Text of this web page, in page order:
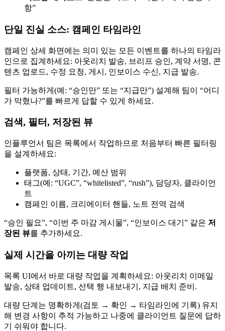
항”
단일 진실 소스: 캠페인 타임라인
캠페인 상세 화면에는 의미 있는 모든 이벤트를 하나의 타임라
인으로 집계하세요: 아웃리치 발송, 브리프 승인, 계약 서명, 콘
텐츠 업로드, 수정 요청, 게시, 인보이스 수신, 지급 발송.
필터 가능하게(예: “승인만” 또는 “지급만”) 설계해 팀이 “어디
가 막혔나?”를 빠르게 답할 수 있게 하세요.
검색, 필터, 저장된 뷰
인플루언서 팀은 목록에서 작업하므로 처음부터 빠른 필터링
을 설계하세요:
플랫폼, 상태, 기간, 예산 범위
태그(예: “UGC”, “whitelisted”, “rush”), 담당자, 클라이언
트
캠페인 이름, 크리에이터 핸들, 노트 전역 검색
“승인 필요”, “이번 주 마감 게시물”, “인보이스 대기” 같은 저
장된 뷰를 추가하세요.
실제 시간을 아끼는 대량 작업
목록 UI에서 바로 대량 작업을 계획하세요: 아웃리치 이메일
발송, 상태 업데이트, 선택 행 내보내기, 지급 배치 준비.
대량 단계는 명확하게(검토 → 확인 → 타임라인에 기록) 유지
해 변경 사항이 추적 가능하고 나중에 클라이언트 질문에 답하
기 쉬워야 합니다.